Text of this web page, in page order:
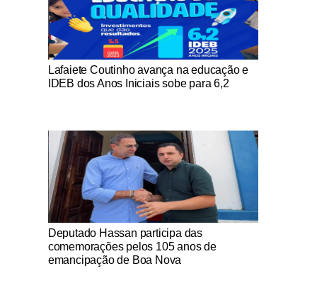
Notícias Católicas
Lafaiete Coutinho avança na educação e
IDEB dos Anos Iniciais sobe para 6,2
Notícias Católicas
Deputado Hassan participa das
comemorações pelos 105 anos de
emancipação de Boa Nova